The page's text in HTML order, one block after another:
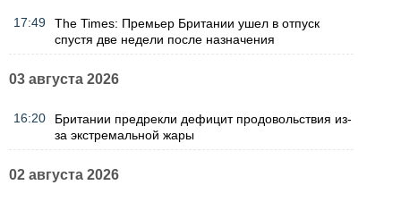
17:49
The Times: Премьер Британии ушел в отпуск
спустя две недели после назначения
03 августа 2026
16:20
Британии предрекли дефицит продовольствия из-
за экстремальной жары
02 августа 2026